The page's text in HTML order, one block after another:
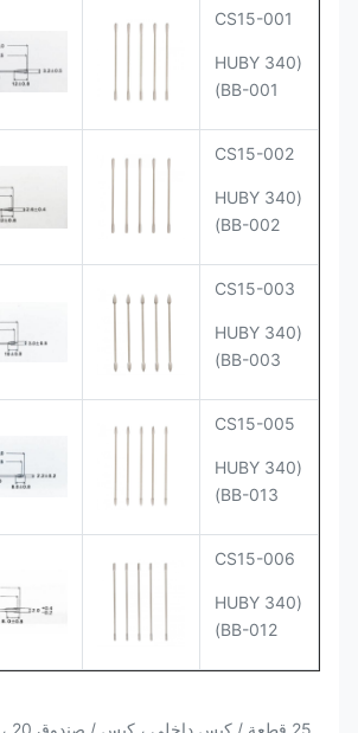
CS15-001
(HUBY 340
BB-001)
CS15-002
(HUBY 340
BB-002)
CS15-003
(HUBY 340
BB-003)
CS15-005
(HUBY 340
BB-013)
CS15-006
(HUBY 340
BB-012)